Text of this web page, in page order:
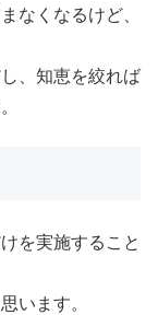
なくなるけど、
、知恵を絞れば
を実施すること
います。